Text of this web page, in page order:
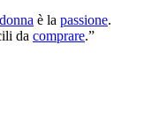
donna è la passione.
da comprare.”